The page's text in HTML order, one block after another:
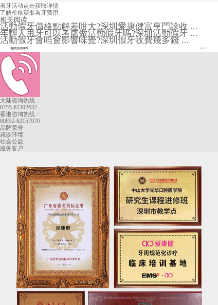
看牙活动点击获取详情
了解价格获取看牙费用
相关阅读
活動假牙價格點解差咁大?深圳愛康健富亨門診收 ...
年輕人甩牙可以考慮做活動假牙嗎?深圳活動假牙 ...
活動假牙會唔會影響味覺?深圳假牙收費幾多錢 ...
相关医师推荐 More+
大陆咨询热线：
0755-61302632
香港咨询热线：
00852-62157070
品牌荣誉
就诊环境
社会公益
服务客户